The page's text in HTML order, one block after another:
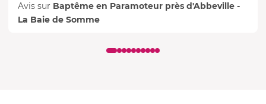
Avis sur Baptême en Paramoteur près d'Abbeville -
La Baie de Somme